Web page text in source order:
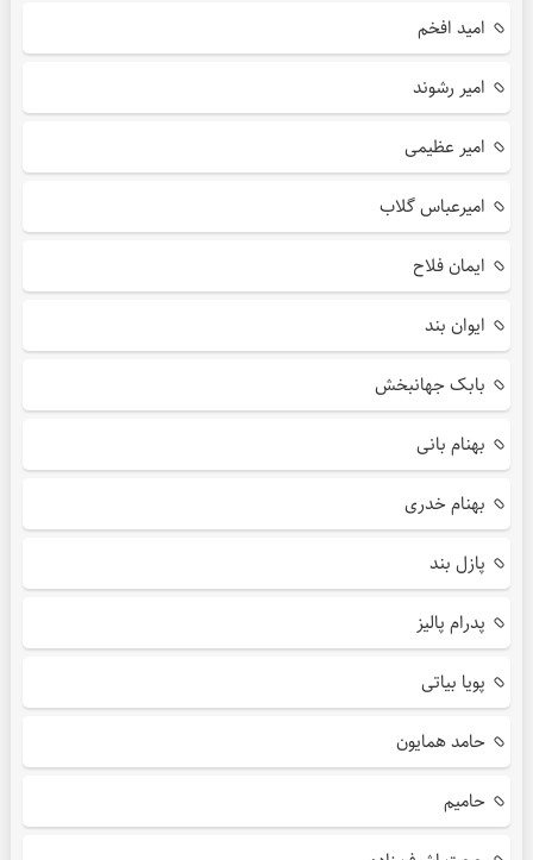
امید افخم
امیر رشوند
امیر عظیمی
امیرعباس گلاب
ایمان فلاح
ایوان بند
بابک جهانبخش
بهنام بانی
بهنام خدری
پازل بند
پدرام پالیز
پویا بیاتی
حامد همایون
حامیم